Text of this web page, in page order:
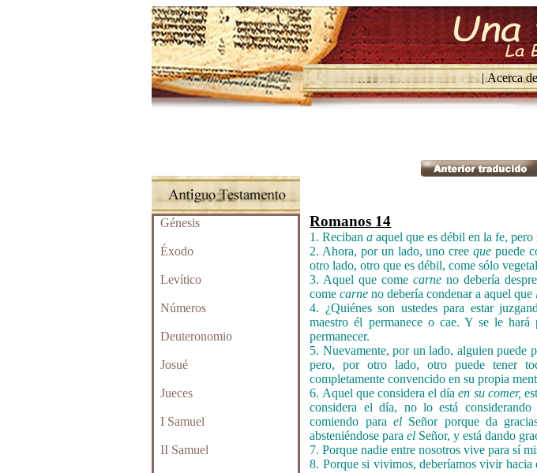
| Acerca de
Génesis
Éxodo
Levítico
Números
Deuteronomio
Josué
Jueces
I Samuel
II Samuel
Romanos 14
1. Recibana aquel que es débil en la fe,
2. Ahora, por un lado, uno creeque puede
otro lado, otro que es débil, come sólo
3. Aquel que comecarne no debería
comecarne no debería condenar a aquel que
4. ¿Quiénes son ustedes para estar
maestro él permanece o cae. Y se le hará
permanecer.
5. Nuevamente, por un lado, alguien puede
pero, por otro lado, otro puede tener
completamente convencido en su propia
6. Aquel que considera el díaen su comer,
considera el día, no lo está considerando
comiendo parael Señor porque da
absteniéndose parael Señor, y está dando
7. Porque nadie entre nosotros vive para sí
8. Porque si vivimos, deberíamos vivir